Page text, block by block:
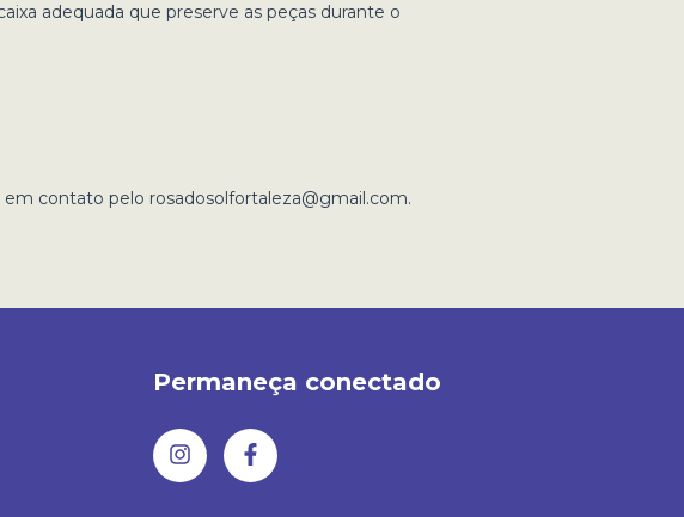
adequada que preserve as peças durante o
em contato pelo rosadosolfortaleza@gmail.com.
Permaneça conectado